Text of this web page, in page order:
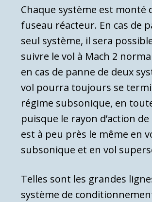
Chaque sys­tème est monté
fuseau réacteur. En cas de
seul système, il sera
suivre le vol à Mach 2
en cas de panne de deux
vol pourra toujours se
régime subsonique, en
puisque le rayon d’action
est à peu près le même en
subsonique et en vol
Telles sont les grandes
système de